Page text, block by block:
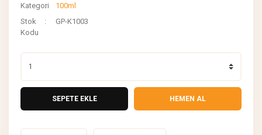
Kategori
100ml
Stok
Kodu
GP-K1003
SEPETE EKLE HEMEN AL